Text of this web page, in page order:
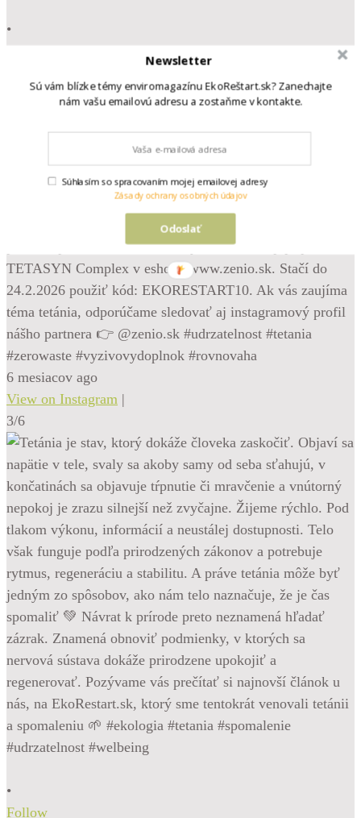
•
radi, že sa k našim partnerom najnovšie pridala slovenská
výživového doplnku TETASYN Complex, určeného na
psychickej nepohode 🌱 Veríme, že skutočná udržateľnosť
zahŕňa aj starostlivosť o vlastné zdravie a psychickú
rovnováhu. Preto sme radi, že vám môžeme od nášho
partnera ponúknuť 10% zľavový kód na nákup prípravku
TETASYN Complex v eshope www.zenio.sk. Stačí do
24.2.2026 použiť kód: EKORESTART10. Ak vás zaujíma
téma tetánia, odporúčame sledovať aj instagramový profil
nášho partnera 👉 @zenio.sk #udrzatelnost #tetania
#zerowaste #vyzivovydoplnok #rovnovaha
6 mesiacov ago
View on Instagram |
3/6
•
Follow
Newsletter
Sú vám blízke témy enviromagazínu EkoReštart.sk? Zanechajte
nám vašu emailovú adresu a zostaňme v kontakte.
Odoslať
Súhlasím so spracovaním mojej emailovej adresy
Zásady ochrany osobných údajov